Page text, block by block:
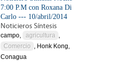
7:00 P.M con Roxana Di
Carlo --- 10/abril/2014
Noticieros Síntesis
campo, agricultura ,
Comercio , Honk Kong,
Conagua